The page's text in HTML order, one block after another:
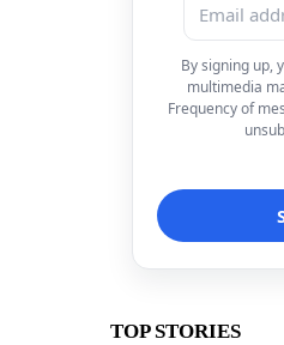
By signing up,
multimedia
Frequency of
TOP STORIES